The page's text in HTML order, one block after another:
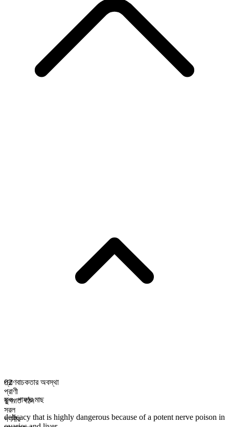
প্রাণবাচকতার অবস্থা
প্রাণী
রূপগত গঠন
সরল
গণনীয়
02
ফুগু,পাফার মাছ
delicacy that is highly dangerous because of a potent nerve poison in